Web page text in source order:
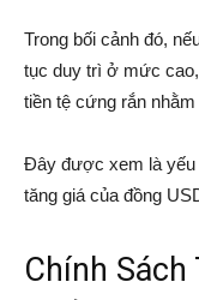
Trong bối cảnh đó,
tục duy trì ở mức
tiền tệ cứng rắn
Đây được xem là yếu
tăng giá của đồng
Chính